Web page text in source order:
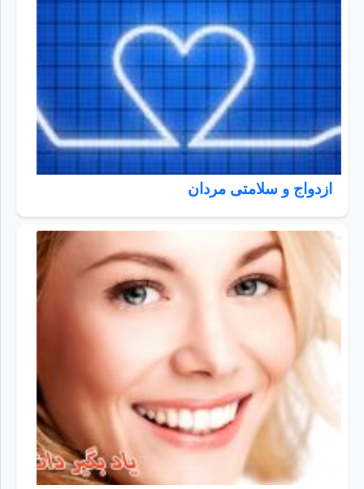
ازدواج و سلامتی مردان